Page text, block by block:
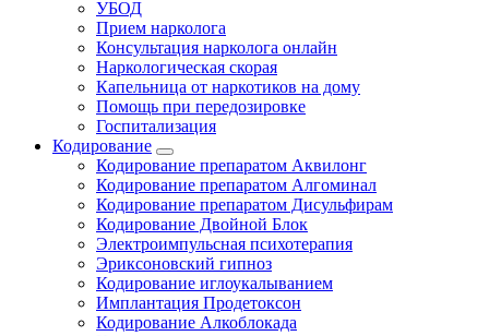
УБОД
Прием нарколога
Консультация нарколога онлайн
Наркологическая скорая
Капельница от наркотиков на дому
Помощь при передозировке
Госпитализация
Кодирование
Кодирование препаратом Аквилонг
Кодирование препаратом Алгоминал
Кодирование препаратом Дисульфирам
Кодирование Двойной Блок
Электроимпульсная психотерапия
Эриксоновский гипноз
Кодирование иглоукалыванием
Имплантация Продетоксон
Кодирование Алкоблокада